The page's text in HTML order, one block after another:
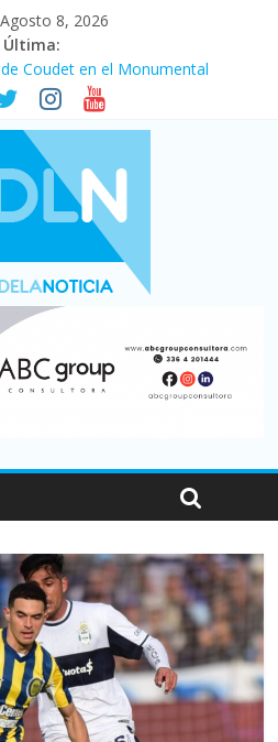
8, 2026
Última:
usados en julio: bajó un 12,6%
Coudet en el Monumental
más alto en dos décadas y ya
Santa Fe
41.000 kioscos: el sector
movimiento y consumo
viajaron por el país, un 5,9%